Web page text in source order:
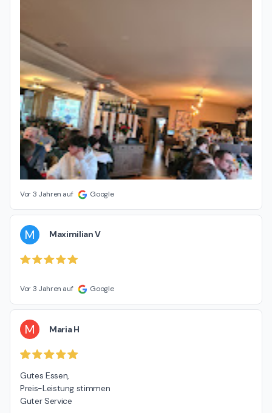
Vor 3 Jahren auf Google
M Maximilian V
Vor 3 Jahren auf Google
M Maria H
Gutes Essen,
Preis-Leistung stimmen
Guter Service